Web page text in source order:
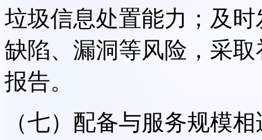
垃圾信息处置能力；及
缺陷、漏洞等风险，采
报告。
（七）配备与服务规模